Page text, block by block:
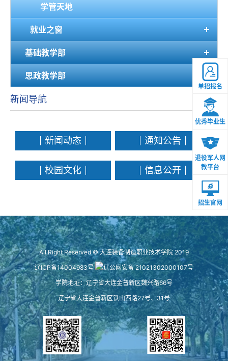
学管天地
就业之窗
基础教学部
思政教学部
新闻导航
新闻动态 通知公告
校园文化 信息公开
单招报名
优秀毕业生
退役军人网
教平台
招生官网
All Right Reserved © 大连装备制造职业技术学院 2019
辽ICP备14004983号
辽公网安备 21021302000107号
学院地址：辽宁省大连金普新区魏兴路66号
辽宁省大连金普新区铁山西路27号、31号